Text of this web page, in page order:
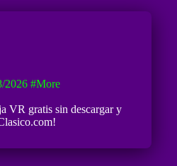
2026 #more
VR gratis sin descargar y